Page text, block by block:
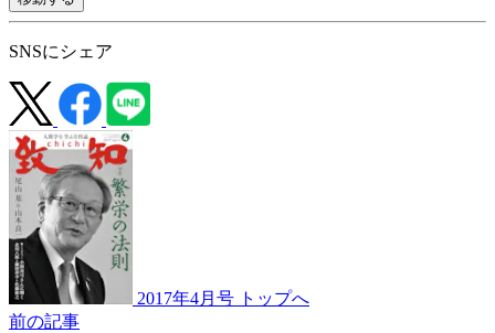
SNSにシェア
2017年4月号 トップへ
前の記事